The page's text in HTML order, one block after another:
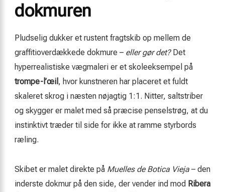
dokmuren
Pludselig dukker et rustent fragtskib op mellem de
graffitioverdækkede dokmure – eller gør det?Det
hyperrealistiske vægmaleri er et skoleeksempel på
trompe-l’œil , hvor kunstneren har placeret et fuldt
skaleret skrog i næsten nøjagtig 1:1. Nitter, saltstriber
og skygger er malet med så præcise penselstrøg, at du
instinktivt træder til side for ikke at ramme styrbords
ræling.
Skibet er malet direkte på Muelles de Botica Vieja – den
inderste dokmur på den side, der vender ind mod Ribera